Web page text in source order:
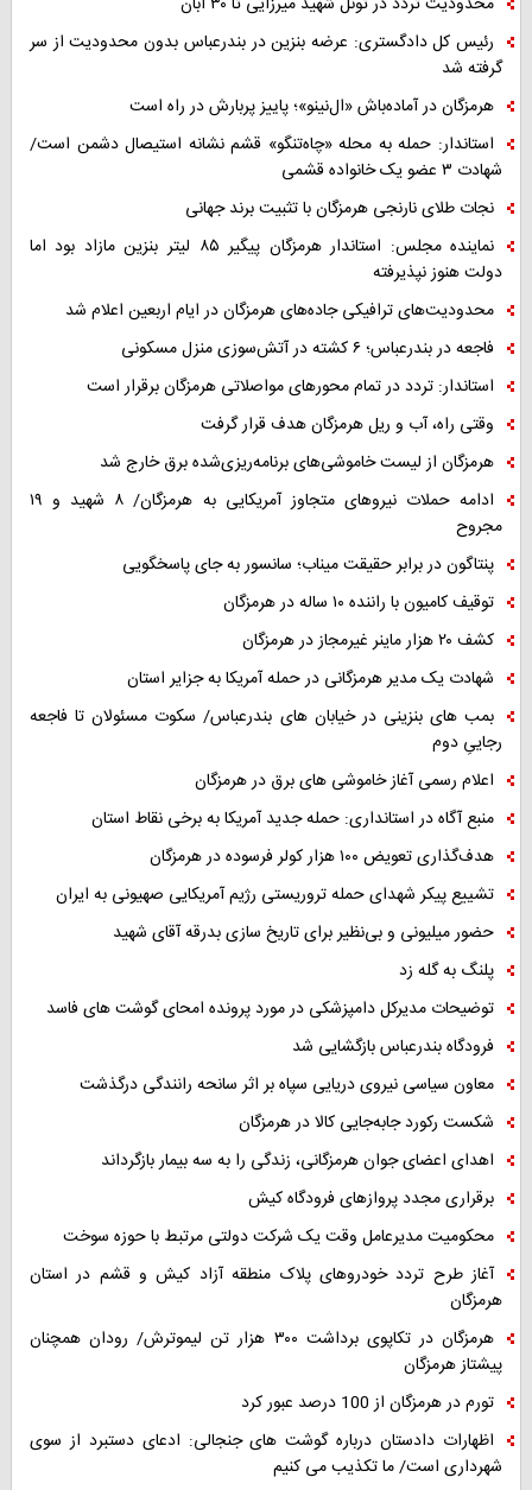
رئیس کل دادگستری: عرضه بنزین در بندرعباس بدون محدودیت از سر
گرفته شد
هرمزگان در آماده‌باش «ال‌نینو»؛ پاییز پربارش در راه است
استاندار: حمله به محله «چاه‌تنگو» قشم نشانه استیصال دشمن است/
شهادت ۳ عضو یک خانواده قشمی
نجات طلای نارنجی هرمزگان با تثبیت برند جهانی
نماینده مجلس: استاندار هرمزگان پیگیر ۸۵ لیتر بنزین مازاد بود اما
دولت هنوز نپذیرفته
محدودیت‌های ترافیکی جاده‌های هرمزگان در ایام اربعین اعلام شد
فاجعه در بندرعباس؛ ۶ کشته در آتش‌سوزی منزل مسکونی
استاندار: تردد در تمام محورهای مواصلاتی هرمزگان برقرار است
وقتی راه، آب و ریل هرمزگان هدف قرار گرفت
هرمزگان از لیست خاموشی‌های برنامه‌ریزی‌شده برق خارج شد
ادامه حملات نیروهای متجاوز آمریکایی به هرمزگان/ ۸ شهید و ۱۹
مجروح
پنتاگون در برابر حقیقت میناب؛ سانسور به جای پاسخگویی
توقیف کامیون با راننده ۱۰ ساله در هرمزگان
کشف ۲۰ هزار ماینر غیرمجاز در هرمزگان
شهادت یک مدیر هرمزگانی در حمله آمریکا به جزایر استان
بمب های بنزینی در خیابان های بندرعباس/ سکوت مسئولان تا فاجعه
رجاییِ دوم
اعلام رسمی آغاز خاموشی های برق در هرمزگان
منبع آگاه در استانداری: حمله جدید آمریکا به برخی نقاط استان
هدف‌گذاری تعویض ۱۰۰ هزار کولر فرسوده در هرمزگان
تشییع پیکر شهدای حمله تروریستی رژیم آمریکایی صهیونی به ایران
حضور میلیونی و بی‌نظیر برای تاریخ سازی بدرقه آقای شهید
پلنگ به گله زد
توضیحات مدیرکل دامپزشکی در مورد پرونده امحای گوشت های فاسد
فرودگاه بندرعباس بازگشایی شد
معاون سیاسی نیروی دریایی سپاه بر اثر سانحه رانندگی درگذشت
شکست رکورد جابه‌جایی کالا در هرمزگان
اهدای اعضای جوان هرمزگانی، زندگی را به سه بیمار بازگرداند
برقراری مجدد پروازهای فرودگاه کیش
محکومیت مدیرعامل وقت یک شرکت دولتی مرتبط با حوزه سوخت
آغاز طرح تردد خودروهای پلاک منطقه آزاد کیش و قشم در استان
هرمزگان
هرمزگان در تکاپوی برداشت ۳۰۰ هزار تن لیموترش/ رودان همچنان
پیشتاز هرمزگان
تورم در هرمزگان از 100 درصد عبور کرد
اظهارات دادستان درباره گوشت های جنجالی: ادعای دستبرد از سوی
شهرداری است/ ما تکذیب می کنیم